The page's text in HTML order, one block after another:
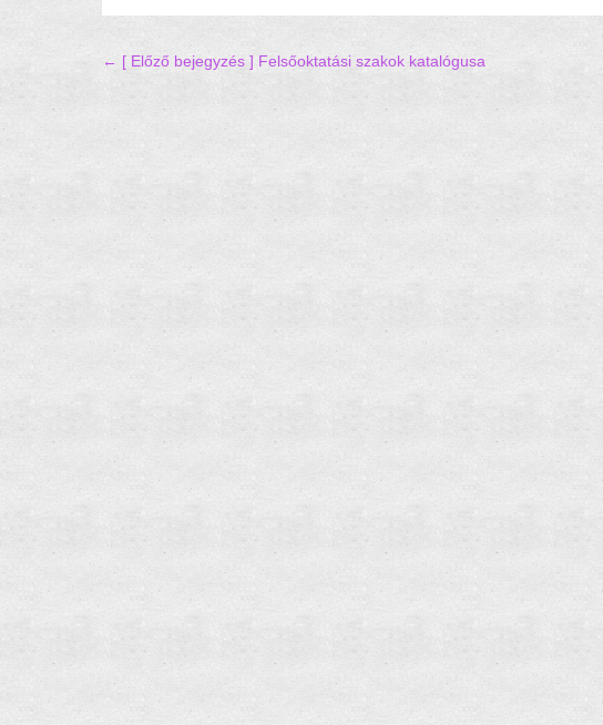
Hozzászólás navigáció
← [ Előző bejegyzés ] Felsőoktatási szakok katalógusa